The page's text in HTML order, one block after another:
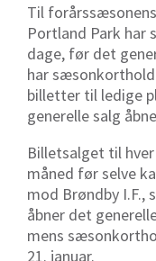
Til
Portland Park
dage, før det
har
billetter til ledige
generelle salg
Billetsalget til
måned før selve
mod Brøndby I.F.,
åbner det
mens
21. januar.